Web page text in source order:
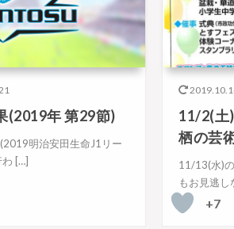
(2019年 第29節)
明治安田生命J1リー
[…]
11/2(土
栖の芸
11/13(水)
もお見逃
+7